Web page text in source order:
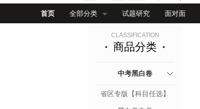
首页 全部分类 试题研究 面对面
CLASSIFICATION
商品分类
中考黑白卷
省区专版【科目任选】